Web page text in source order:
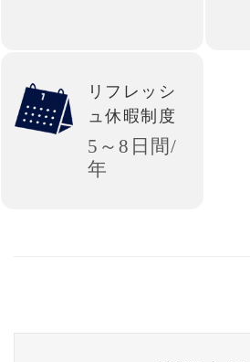
リフレッシ
ュ休暇制度
5～8日間/
年